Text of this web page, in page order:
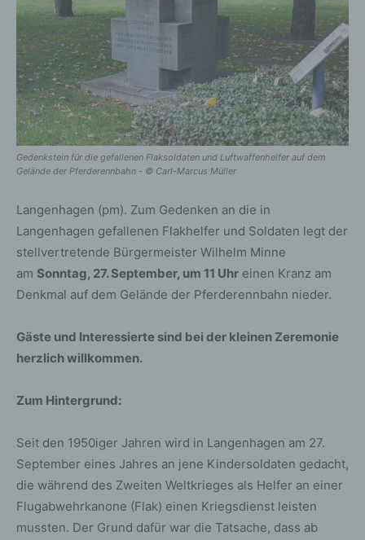
Gedenkstein für die gefallenen Flaksoldaten und Luftwaffenhelfer auf dem
Gelände der Pferderennbahn - © Carl-Marcus Müller
Langenhagen (pm). Zum Gedenken an die in
Langenhagen gefallenen Flakhelfer und Soldaten legt der
stellvertretende Bürgermeister Wilhelm Minne
am Sonntag, 27. September, um 11 Uhr einen Kranz am
Denkmal auf dem Gelände der Pferderennbahn nieder.
Gäste und Interessierte sind bei der kleinen Zeremonie
herzlich willkommen.
Zum Hintergrund:
Seit den 1950iger Jahren wird in Langenhagen am 27.
September eines Jahres an jene Kindersoldaten gedacht,
die während des Zweiten Weltkrieges als Helfer an einer
Flugabwehrkanone (Flak) einen Kriegsdienst leisten
mussten. Der Grund dafür war die Tatsache, dass ab